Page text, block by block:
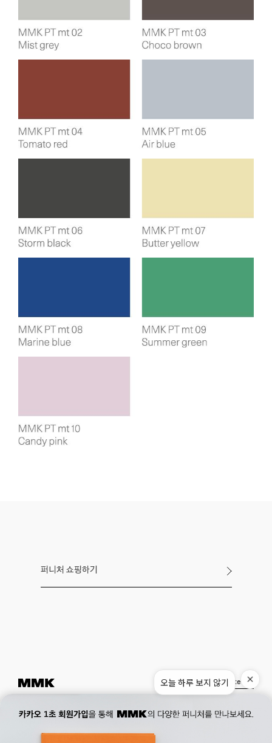
퍼니처 쇼핑하기
Museum. 02. 777. 5887 Office.02. 777. 5778
177, Duteopbawi-ro, Yongsan-gu, Seoul, Korea
Official : hello@mmk-seoul.com
Instagram Pinterest
오늘 하루 보지 않기